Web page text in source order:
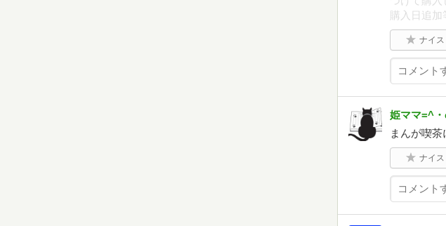
購入日追加
ナイス
姫ママ=^
まんが喫茶
ナイス